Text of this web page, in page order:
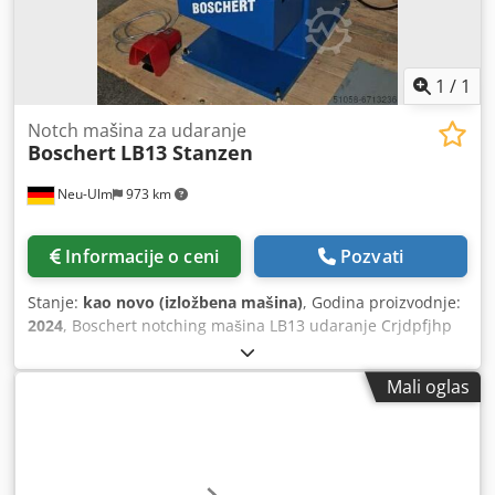
1 / 1
Neu-Ulm 973 km
Notch mašina za udaranje
Boschert LB13 Stanzen
Informacije o ceni Pozvati
Stanje: kao novo (izložbena mašina), Godina proizvodnje:
2024, Boschert notching mašina LB13 udaranje Crjdpfjhp
N Ryjx Agyjf Type LB13 Punching/Trumpf Kapacitet sečenja
6 mm St40/ 4 mm V2A Isecite unutrašnju stanicu da se
skinete. Stanica 2 udaranje sa Trumpf sistemom alataMali oglas